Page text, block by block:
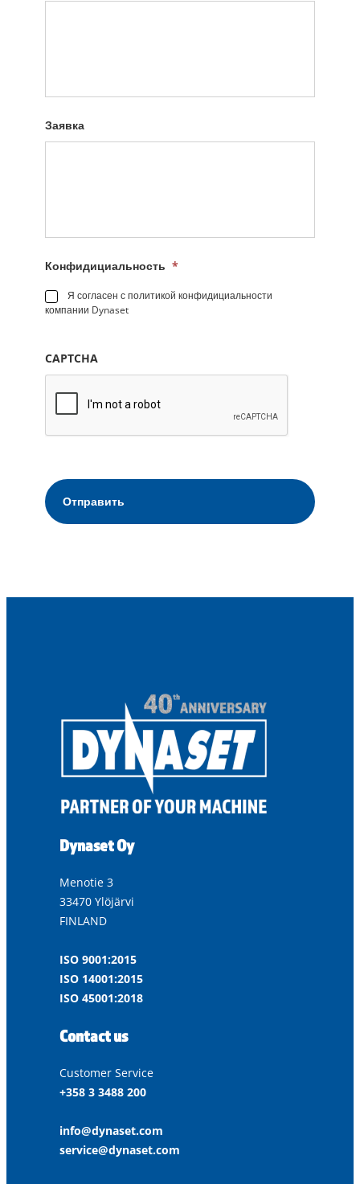
Заявка
Конфидициальность *
Я согласен с политикой конфидициальности
компании Dynaset
CAPTCHA
Dynaset Oy
Menotie 3
33470 Ylöjärvi
FINLAND
ISO 9001:2015
ISO 14001:2015
ISO 45001:2018
Contact us
Customer Service
+358 3 3488 200
info@dynaset.com
service@dynaset.com